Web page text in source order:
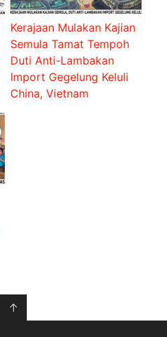
Kerajaan Mulakan Kajian
Semula Tamat Tempoh
Duti Anti-Lambakan
Import Gegelung Keluli
China, Vietnam
↑